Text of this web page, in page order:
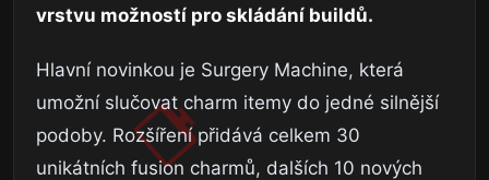
vrstvu možností pro skládání buildů.
Hlavní novinkou je Surgery Machine, která
umožní slučovat charm itemy do jedné silnější
podoby. Rozšíření přidává celkem 30
unikátních fusion charmů, dalších 10 nových